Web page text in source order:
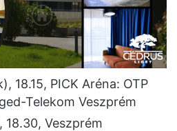
18.15, PICK Aréna: OTP
Telekom Veszprém
Veszprém